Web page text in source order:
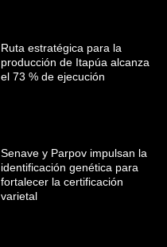
Ruta estratégica para la
producción de Itapúa alcanza
el 73 % de ejecución
Senave y Parpov impulsan la
identificación genética para
fortalecer la certificación
varietal